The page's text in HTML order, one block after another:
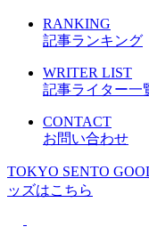
RANKING
記事ランキング
WRITER LIST
記事ライター一
CONTACT
お問い合わせ
TOKYO SENTO
ッズはこちら